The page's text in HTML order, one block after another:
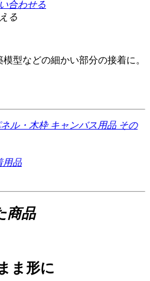
合わせる
る
型などの細かい部分の接着に。
ル・木枠 キャンバス用品 その
用品
商品
ま形に